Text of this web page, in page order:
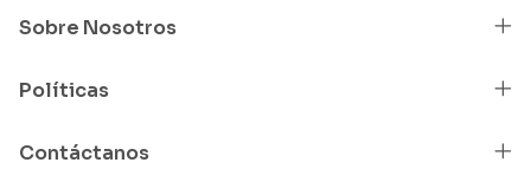
Sobre Nosotros
Políticas
Contáctanos